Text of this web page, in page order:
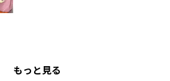
もっと見る